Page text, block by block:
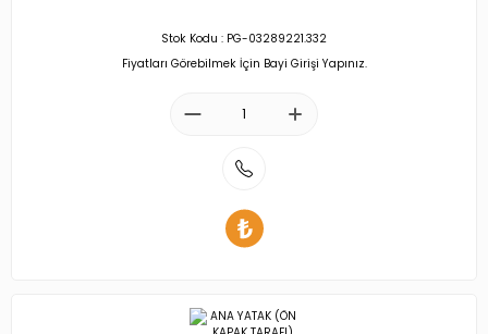
Stok Kodu : PG-03289221.332
Fiyatları Görebilmek İçin Bayi Girişi Yapınız.